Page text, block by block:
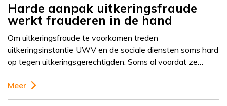
Harde aanpak uitkeringsfraude
werkt frauderen in de hand
Om uitkeringsfraude te voorkomen treden
uitkeringsinstantie UWV en de sociale diensten soms hard
op tegen uitkeringsgerechtigden. Soms al voordat ze…
Meer